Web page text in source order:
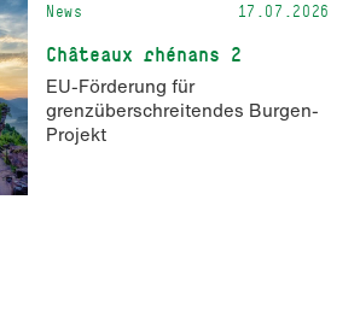
News 17.07.2026
Châteaux rhénans 2
EU-Förderung für
grenzüberschreitendes Burgen-
Projekt